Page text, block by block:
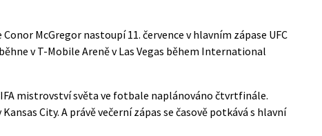
McGregor nastoupí 11. července v hlavním zápase UFC
v T-Mobile Areně v Las Vegas během International
mistrovství světa ve fotbale naplánováno čtvrtfinále.
City. A právě večerní zápas se časově potkává s hlavní